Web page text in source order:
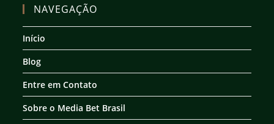
em
nova
aba
em
aba
aba
aba
NAVEGAÇÃO
Início
Blog
Entre em Contato
Sobre o Media Bet Brasil